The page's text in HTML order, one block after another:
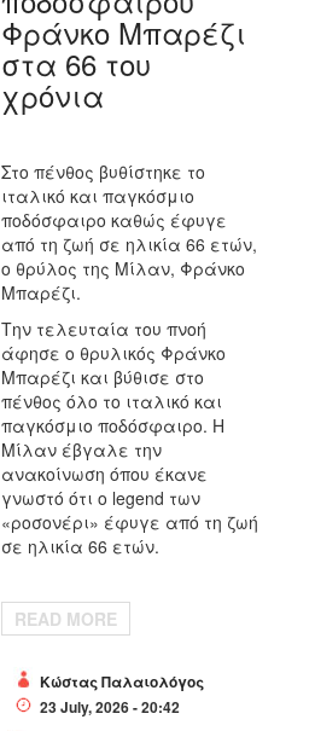
Φράνκο Μπαρέζι
στα 66 του
χρόνια
Στο πένθος βυθίστηκε το
ιταλικό και παγκόσμιο
ποδόσφαιρο καθώς έφυγε
από τη ζωή σε ηλικία 66 ετών,
ο θρύλος της Μίλαν, Φράνκο
Μπαρέζι.
Την τελευταία του πνοή
άφησε ο θρυλικός Φράνκο
Μπαρέζι και βύθισε στο
πένθος όλο το ιταλικό και
παγκόσμιο ποδόσφαιρο. Η
Μίλαν έβγαλε την
ανακοίνωση όπου έκανε
γνωστό ότι ο legend των
«ροσονέρι» έφυγε από τη ζωή
σε ηλικία 66 ετών.
READ MORE
Κώστας Παλαιολόγος
23 July, 2026 - 20:42